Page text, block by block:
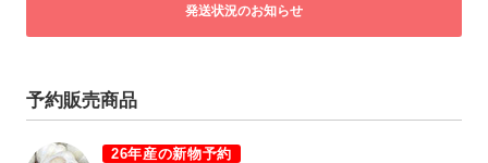
発送状況のお知らせ
予約販売商品
26年産の新物予約